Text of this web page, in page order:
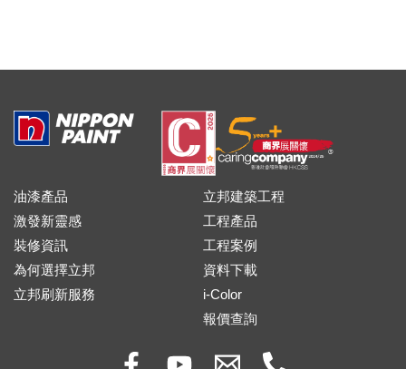
油漆產品
激發新靈感
裝修資訊
為何選擇立邦
立邦刷新服務
立邦建築工程
工程產品
工程案例
資料下載
i-Color
報價查詢